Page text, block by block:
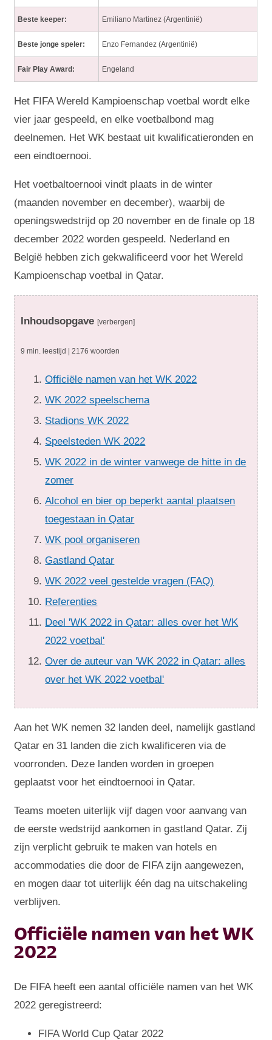
Beste keeper: Emiliano Martinez (Argentinië)
Beste jonge speler: Enzo Fernandez (Argentinië)
Fair Play Award: Engeland
Het FIFA Wereld Kampioenschap voetbal wordt elke
vier jaar gespeeld, en elke voetbalbond mag
deelnemen. Het WK bestaat uit kwalificatieronden en
een eindtoernooi.
Het voetbaltoernooi vindt plaats in de winter
(maanden november en december), waarbij de
openingswedstrijd op 20 november en de finale op 18
december 2022 worden gespeeld. Nederland en
België hebben zich gekwalificeerd voor het Wereld
Kampioenschap voetbal in Qatar.
Inhoudsopgave [verbergen]
9 min. leestijd | 2176 woorden
Officiële namen van het WK 2022
WK 2022 speelschema
Stadions WK 2022
Speelsteden WK 2022
WK 2022 in de winter vanwege de hitte in de
zomer
Alcohol en bier op beperkt aantal plaatsen
toegestaan in Qatar
WK pool organiseren
Gastland Qatar
WK 2022 veel gestelde vragen (FAQ)
Referenties
Deel 'WK 2022 in Qatar: alles over het WK
2022 voetbal'
Over de auteur van 'WK 2022 in Qatar: alles
over het WK 2022 voetbal'
Aan het WK nemen 32 landen deel, namelijk gastland
Qatar en 31 landen die zich kwalificeren via de
voorronden. Deze landen worden in groepen
geplaatst voor het eindtoernooi in Qatar.
Teams moeten uiterlijk vijf dagen voor aanvang van
de eerste wedstrijd aankomen in gastland Qatar. Zij
zijn verplicht gebruik te maken van hotels en
accommodaties die door de FIFA zijn aangewezen,
en mogen daar tot uiterlijk één dag na uitschakeling
verblijven.
Officiële namen van het WK
2022
De FIFA heeft een aantal officiële namen van het WK
2022 geregistreerd:
FIFA World Cup Qatar 2022